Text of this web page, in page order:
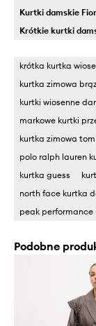
Kurtki damskie
Krótkie kurtki
krótka kurtka
kurtka zimowa
kurtki wiosenne
markowe kurtki
kurtka zimowa
polo ralph lauren
kurtka guess
north face kurtka
peak performance
Podobne